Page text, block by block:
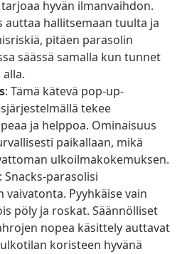
hyvän ilmanvaihdon.
auttaa hallitsemaan tuulta ja
pitäen parasolin
säässä samalla kun tunnet
: Tämä kätevä pop-up-
tekee
ja helppoa. Ominaisuus
paikallaan, mikä
ulkoilmakokemuksen.
: Snacks-parasolisi
Pyyhkäise vain
pöly ja roskat. Säännölliset
nopea käsittely auttavat
koristeen hyvänä